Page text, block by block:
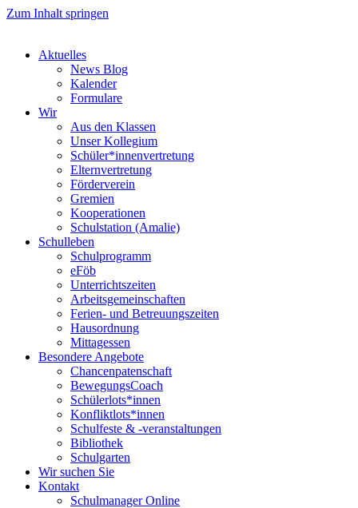
Zum Inhalt springen
Aktuelles
News Blog
Kalender
Formulare
Wir
Aus den Klassen
Unser Kollegium
Schüler*innenvertretung
Elternvertretung
Förderverein
Gremien
Kooperationen
Schulstation (Amalie)
Schulleben
Schulprogramm
eFöb
Unterrichtszeiten
Arbeitsgemeinschaften
Ferien- und Betreuungszeiten
Hausordnung
Mittagessen
Besondere Angebote
Chancenpatenschaft
BewegungsCoach
Schülerlots*innen
Konfliktlots*innen
Schulfeste & -veranstaltungen
Bibliothek
Schulgarten
Wir suchen Sie
Kontakt
Schulmanager Online